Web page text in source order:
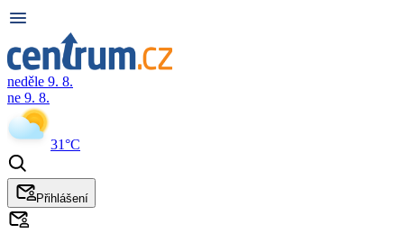
neděle 9. 8.
ne 9. 8.
31°C
Přihlášení